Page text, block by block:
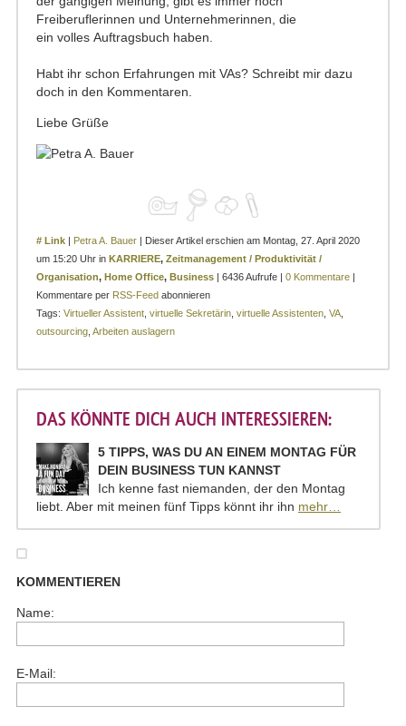
Freiberuflerinnen und Unternehmerinnen, die
ein volles Auftragsbuch haben.
Habt ihr schon Erfahrungen mit VAs? Schreibt mir dazu
doch in den Kommentaren.
Liebe Grüße
# Link | Petra A. Bauer | Dieser Artikel erschien am Montag, 27. April 2020
um 15:20 Uhr in KARRIERE, Zeitmanagement / Produktivität /
Organisation, Home Office, Business | 6436 Aufrufe | 0 Kommentare |
Kommentare per RSS-Feed abonnieren
Tags: Virtueller Assistent virtuelle Sekretärin virtuelle Assistenten VA
outsourcing Arbeiten auslagern
DAS KÖNNTE DICH AUCH INTERESSIEREN:
5 TIPPS, WAS DU AN EINEM MONTAG FÜR
DEIN BUSINESS TUN KANNST
Ich kenne fast niemanden, der den Montag
liebt. Aber mit meinen fünf Tipps könnt ihr ihn mehr…
KOMMENTIEREN
Name:
E-Mail: